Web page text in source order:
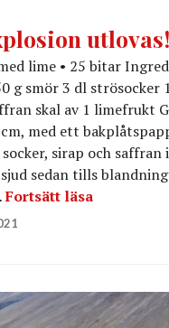
lime • 25 bitar
g smör 3 dl strösocker
skal av 1 limefrukt
med ett
sirap och
sedan tills
Fortsätt läsa